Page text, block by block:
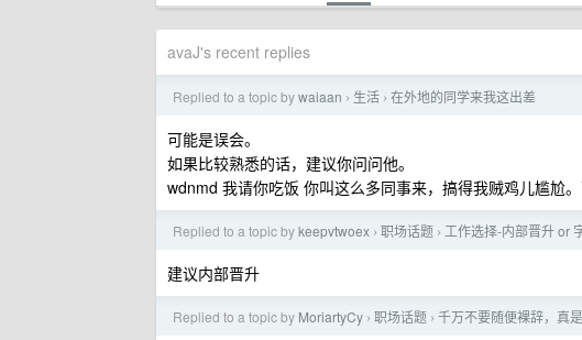
avaJ's recent replies
Replied to a topic bywaiaan › 生活 › 在外地的同学来我这出差
可能是误会。
如果比较熟悉的话，建议你问问他。
wdnmd 我请你吃饭 你叫这么多同事来，搞得我贼鸡儿尴尬
Replied to a topic bykeepvtwoex › 职场话题 › 工作选择-内部晋升 or
建议内部晋升
Replied to a topic by MoriartyCy › 职场话题 › 千万不要随便裸辞，真是